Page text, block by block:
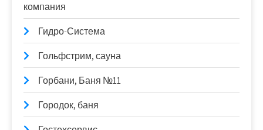
компания
Гидро-Система
Гольфстрим, сауна
Горбани, Баня №11
Городок, баня